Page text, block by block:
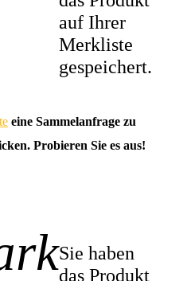
auf Ihrer
Merkliste
gespeichert.
eine Sammelanfrage zu
Probieren Sie es aus!
Sie haben
das Produkt